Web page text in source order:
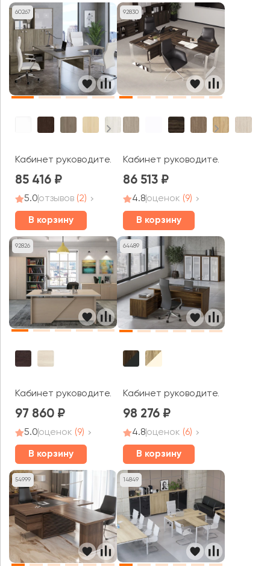
60267
Кабинет руководителя Метал Систем Директ / Metal
85 416
5.0отзывов (2)
В корзину
92830
Кабинет руководителя Оникс
86 513
4.8оценок (9)
В корзину
92826
Кабинет руководителя Зум / Zoom
97 860
5.0оценок (9)
В корзину
64489
Кабинет руководителя Корнер
98 276
4.8оценок (6)
В корзину
54999 14849